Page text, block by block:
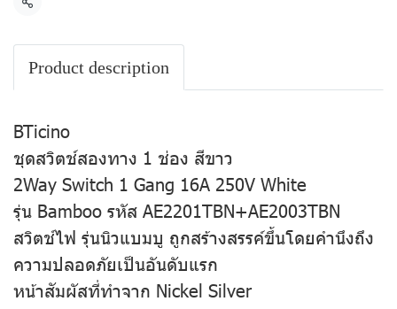
แชร์
Product description
BTicino
ชุดสวิตช์สองทาง 1 ช่อง สีขาว
2Way Switch 1 Gang 16A 250V White
รุ่น Bamboo รหัส AE2201TBN+AE2003TBN
สวิตช์ไฟ รุ่นนิวแบมบู ถูกสร้างสรรค์ขึ้นโดยคำนึงถึง
ความปลอดภัยเป็นอันดับแรก
หน้าสัมผัสที่ทำจาก Nickel Silver